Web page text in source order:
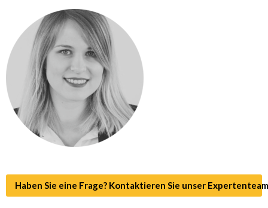
Haben Sie eine Frage? Kontaktieren Sie unser